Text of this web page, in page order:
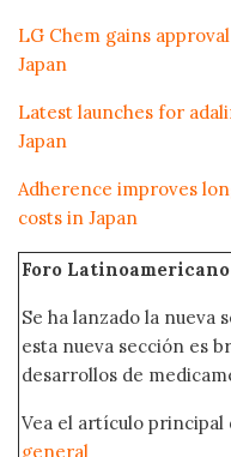
LG Chem gains
Japan
Latest launches for
Japan
Adherence improves
costs in Japan
Foro Latinoamericano
Se ha lanzado la nueva
esta nueva sección es
desarrollos de
Vea el artículo principal
general